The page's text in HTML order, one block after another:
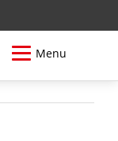
Menu